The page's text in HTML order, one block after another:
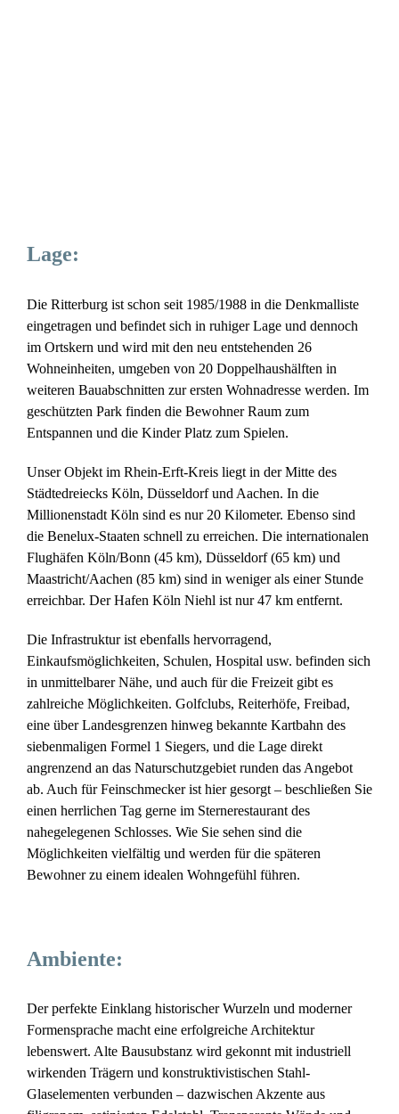
Lage:
Die Ritterburg ist schon seit 1985/1988 in die Denkmalliste
eingetragen und befindet sich in ruhiger Lage und dennoch
im Ortskern und wird mit den neu entstehenden 26
Wohneinheiten, umgeben von 20 Doppelhaushälften in
weiteren Bauabschnitten zur ersten Wohnadresse werden. Im
geschützten Park finden die Bewohner Raum zum
Entspannen und die Kinder Platz zum Spielen.
Unser Objekt im Rhein-Erft-Kreis liegt in der Mitte des
Städtedreiecks Köln, Düsseldorf und Aachen. In die
Millionenstadt Köln sind es nur 20 Kilometer. Ebenso sind
die Benelux-Staaten schnell zu erreichen. Die internationalen
Flughäfen Köln/Bonn (45 km), Düsseldorf (65 km) und
Maastricht/Aachen (85 km) sind in weniger als einer Stunde
erreichbar. Der Hafen Köln Niehl ist nur 47 km entfernt.
Die Infrastruktur ist ebenfalls hervorragend,
Einkaufsmöglichkeiten, Schulen, Hospital usw. befinden sich
in unmittelbarer Nähe, und auch für die Freizeit gibt es
zahlreiche Möglichkeiten. Golfclubs, Reiterhöfe, Freibad,
eine über Landesgrenzen hinweg bekannte Kartbahn des
siebenmaligen Formel 1 Siegers, und die Lage direkt
angrenzend an das Naturschutzgebiet runden das Angebot
ab. Auch für Feinschmecker ist hier gesorgt – beschließen Sie
einen herrlichen Tag gerne im Sternerestaurant des
nahegelegenen Schlosses. Wie Sie sehen sind die
Möglichkeiten vielfältig und werden für die späteren
Bewohner zu einem idealen Wohngefühl führen.
Ambiente:
Der perfekte Einklang historischer Wurzeln und moderner
Formensprache macht eine erfolgreiche Architektur
lebenswert. Alte Bausubstanz wird gekonnt mit industriell
wirkenden Trägern und konstruktivistischen Stahl-
Glaselementen verbunden – dazwischen Akzente aus